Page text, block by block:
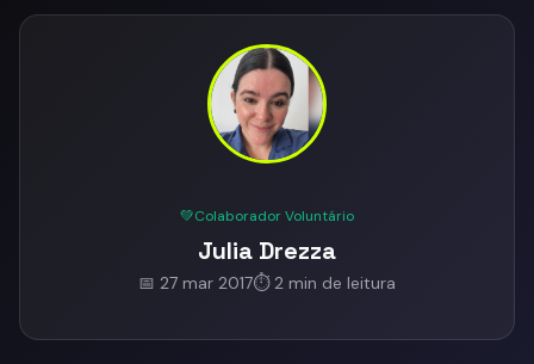
💚Colaborador Voluntário
Julia Drezza
📅 27 mar 2017⏱️ 2 min de leitura